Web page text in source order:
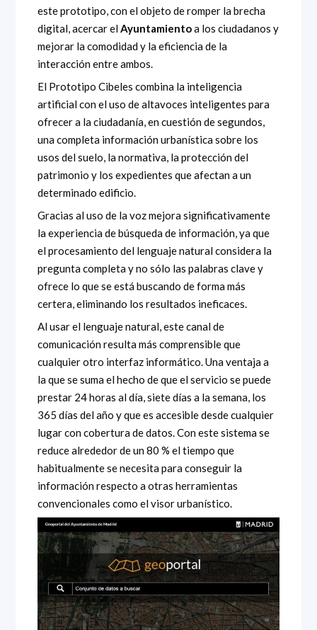
este prototipo, con el objeto de romper la brecha
digital, acercar elAyuntamientoa los ciudadanos y
mejorar la comodidad y la eficiencia de la
interacción entre ambos.
El Prototipo Cibeles combina la inteligencia
artificial con el uso de altavoces inteligentes para
ofrecer a la ciudadanía, en cuestión de segundos,
una completa información urbanística sobre los
usos del suelo, la normativa, la protección del
patrimonio y los expedientes que afectan a un
determinado edificio.
Gracias al uso de la voz mejora significativamente
la experiencia de búsqueda de información, ya que
el procesamiento del lenguaje natural considera la
pregunta completa y no sólo las palabras clave y
ofrece lo que se está buscando de forma más
certera, eliminando los resultados ineficaces.
Al usar el lenguaje natural, este canal de
comunicación resulta más comprensible que
cualquier otro interfaz informático. Una ventaja a
la que se suma el hecho de que el servicio se puede
prestar 24 horas al día, siete días a la semana, los
365 días del año y que es accesible desde cualquier
lugar con cobertura de datos. Con este sistema se
reduce alrededor de un 80 % el tiempo que
habitualmente se necesita para conseguir la
información respecto a otras herramientas
convencionales como el visor urbanístico.